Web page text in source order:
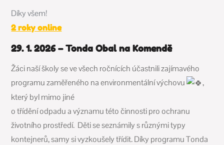
Díky všem!
2 roky online
29. 1. 2026 – Tonda Obal na Komendě
Žáci naší školy se ve všech ročnících účastnili zajímavého
programu zaměřeného na environmentální výchovu
,
který byl mimo jiné
o třídění odpadu a významu této činnosti pro ochranu
životního prostředí. Děti se seznámily s různými typy
kontejnerů, samy si vyzkoušely třídit. Díky programu Tonda